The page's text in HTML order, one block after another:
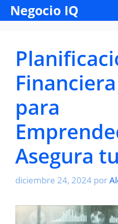
Saltar
al Negocio IQ
para
Asegura
diciembre 24, 2024 por